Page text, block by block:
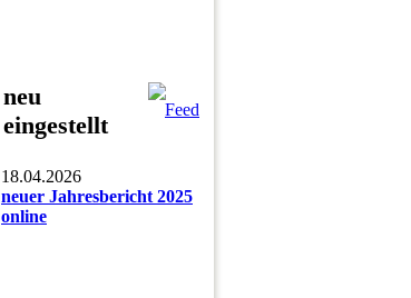
neu
eingestellt
18.04.2026
neuer Jahresbericht 2025
online